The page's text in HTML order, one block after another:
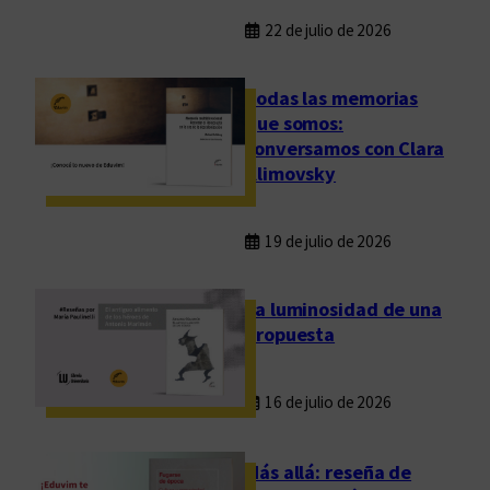
22 de julio de 2026
Todas las memorias
que somos:
conversamos con Clara
Klimovsky
19 de julio de 2026
La luminosidad de una
propuesta
16 de julio de 2026
Más allá: reseña de